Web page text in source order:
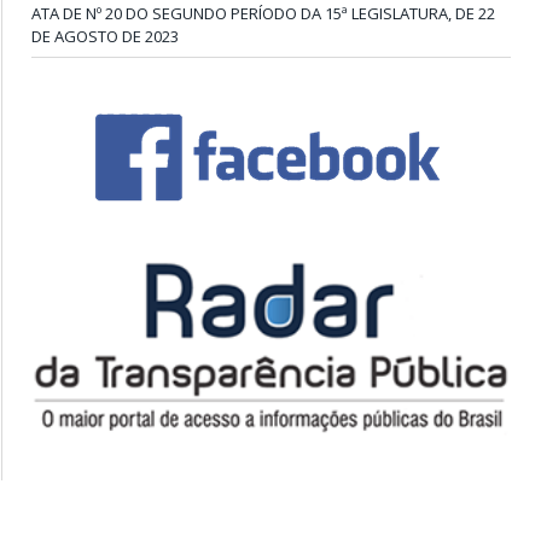
ATA DE Nº 20 DO SEGUNDO PERÍODO DA 15ª LEGISLATURA, DE 22
DE AGOSTO DE 2023